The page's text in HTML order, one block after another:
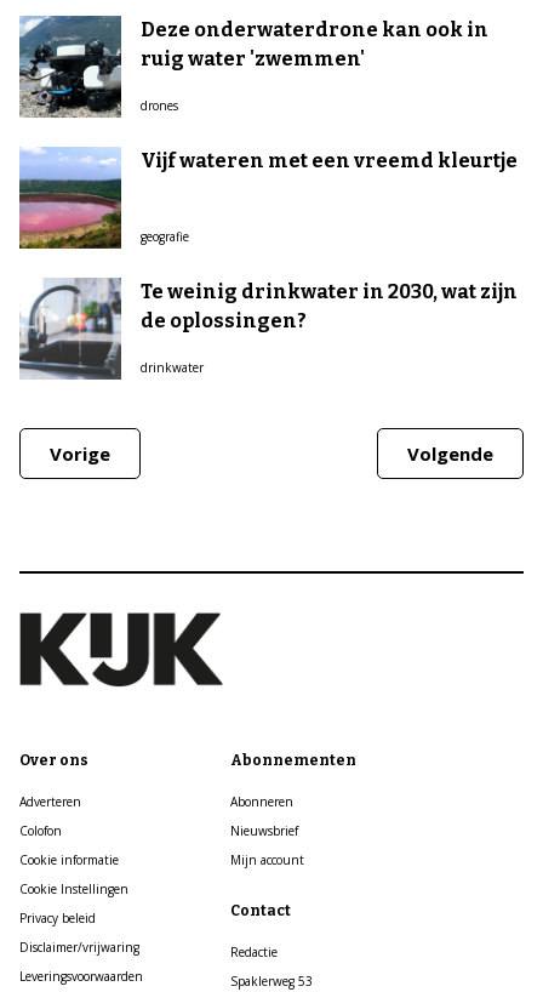
Deze onderwaterdrone kan ook in
ruig water 'zwemmen'
drones
Vijf wateren met een vreemd kleurtje
geografie
Te weinig drinkwater in 2030, wat zijn
de oplossingen?
drinkwater
Vorige Volgende
Over ons
Adverteren
Colofon
Cookie informatie
Cookie Instellingen
Privacy beleid
Disclaimer/vrijwaring
Leveringsvoorwaarden
Abonnementen
Abonneren
Nieuwsbrief
Mijn account
Contact
Redactie
Spaklerweg 53